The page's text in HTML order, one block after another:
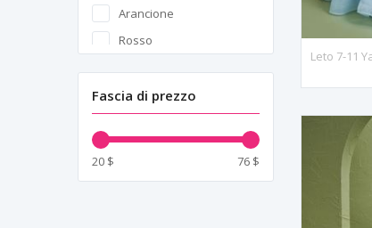
Arancione
Rosso
Grigio
Salmone
Fascia di prezzo
20 $ 76 $